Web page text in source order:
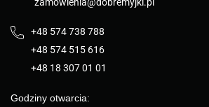
+48 574 738 788
+48 574 515 616
+48 18 307 01 01
Godziny otwarcia: